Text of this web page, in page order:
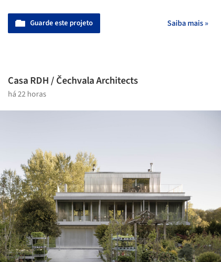
Guarde este projeto Saiba mais »
Casa RDH / Čechvala Architects
há 22 horas